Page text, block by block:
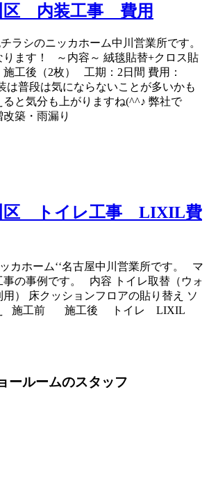
区 内装工事 費用
ラシのニッカホーム中川営業所です。
ります！ ～内容～ 絨毯貼替+クロス貼
工後（2枚） 工期：2日間 費用：
は普段は気にならないことが多いかも
ると気分も上がりますね(^^♪ 弊社で
築・雨漏り
区 トイレ工事 LIXIL費
カホーム‘‘名古屋中川営業所です。 マ
事の事例です。 内容 トイレ取替（ウォ
） 床クッションフロアの貼り替え ソ
え 施工前 施工後 トイレ LIXIL
ールームのスタッフ